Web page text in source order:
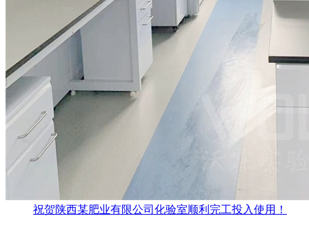
祝贺陕西某肥业有限公司化验室顺利完工投入使用！